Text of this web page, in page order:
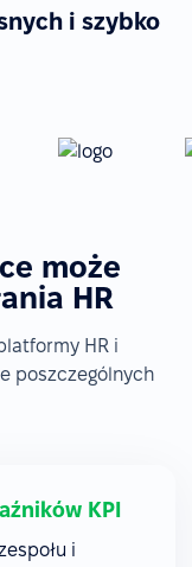
i szybko
może
HR
HR i
poszczególnych
KPI
i